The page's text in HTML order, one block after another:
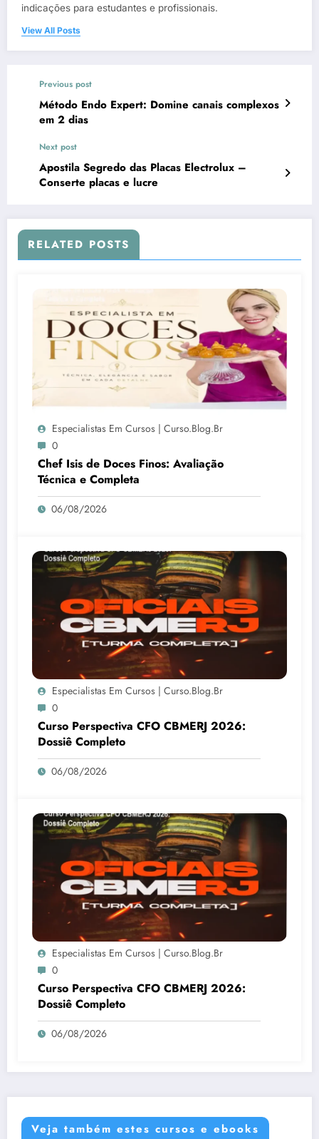
indicações para estudantes e profissionais.
View All Posts
Previous post
Método Endo Expert: Domine canais complexos
em 2 dias
Next post
Apostila Segredo das Placas Electrolux –
Conserte placas e lucre
RELATED POSTS
Especialistas Em Cursos | Curso.blog.br
0
Chef Isis de Doces Finos: Avaliação
Técnica e Completa
06/08/2026
Especialistas Em Cursos | Curso.blog.br
0
Curso Perspectiva CFO CBMERJ 2026:
Dossiê Completo
06/08/2026
Especialistas Em Cursos | Curso.blog.br
0
Curso Perspectiva CFO CBMERJ 2026:
Dossiê Completo
06/08/2026
Veja também estes cursos e ebooks